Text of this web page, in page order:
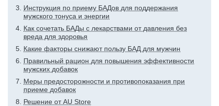
Инструкция по приему БАДов для поддержания
мужского тонуса и энергии
Как сочетать БАДы с лекарствами от давления без
вреда для здоровья
Какие факторы снижают пользу БАД для мужчин
Правильный рацион для повышения эффективности
мужских добавок
Меры предосторожности и противопоказания при
приеме добавок
Решение от AU Store